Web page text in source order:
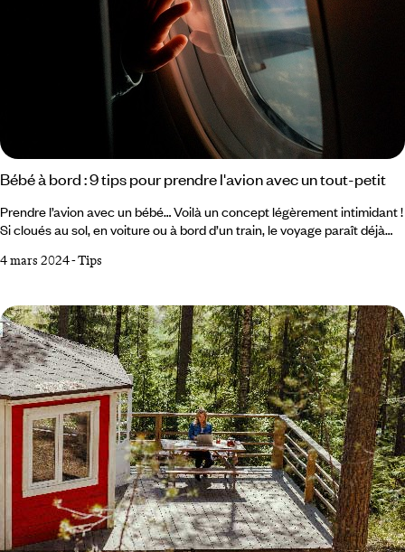
Bébé à bord : 9 tips pour prendre l'avion avec un tout-petit
Prendre l’avion avec un bébé… Voilà un concept légèrement intimidant !
Si cloués au sol, en voiture ou à bord d’un train, le voyage paraît déjà
pendant une dizaine d’heures de vol, semble relever du défi herculéen.
s’avérer beaucoup plus facile qu’un Paris-Biarritz à bord d’un TGV
bondé.
4 mars 2024-Tips